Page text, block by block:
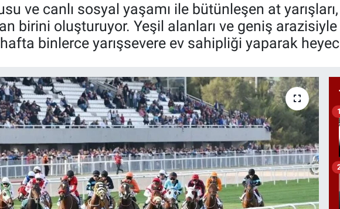
ve canlı sosyal yaşamı ile bütünleşen at
birini oluşturuyor. Yeşil alanları ve geniş
binlerce yarışsevere ev sahipliği yaparak
1